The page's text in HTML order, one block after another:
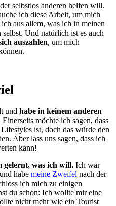
selbstlos anderen helfen will.
ich diese Arbeit, um mich
aus allem, was ich in meinen
Und natürlich ist es auch
auszahlen, um mich
und habe in keinem anderen
Einerseits möchte ich sagen, dass
ist, doch das würde den
Aber lass uns sagen, dass ich
kann!
was ich will. Ich war
habe meine Zweifel nach der
ich mich zu einigen
du schon: Ich wollte mir eine
nicht mehr wie ein Tourist